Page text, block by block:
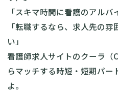
「スキマ時間に看護のアルバ
「転職するなら、求人先の
い」
看護師求人サイトのクーラ（
らマッチする時短・短期パー
よ。